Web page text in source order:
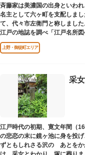
斉藤家は美濃国の出身といわ
名主として六ヶ町を支配しま
て、代々市左衛門と称しまし
江戸の地誌を調べ「江戸名所
は法善寺（ほうぜんじ）にあり
上野・御徒町エリア
采
江戸時代の初期、寛文年間（
の悲恋の末に鏡ヶ池に身を投
ずともしれさる沢の あとをか